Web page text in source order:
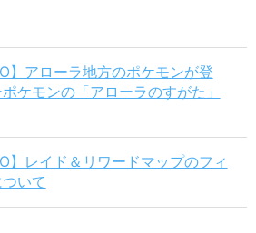
】アローラ地方のポケモンが登
ケモンの「アローラのすがた」
】レイド＆リワードマップのフィ
いて